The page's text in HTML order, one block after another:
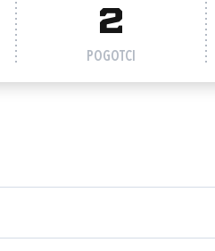
2
POGOTCI